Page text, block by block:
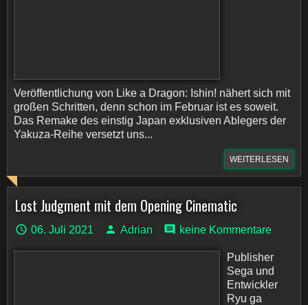
Veröffentlichung von Like a Dragon: Ishin! nähert sich mit
großen Schritten, denn schon im Februar ist es soweit.
Das Remake des einstig Japan exklusiven Ablegers der
Yakuza-Reihe versetzt uns...
WEITERLESEN
Lost Judgment mit dem Opening Cinematic
06. Juli 2021 Adrian keine Kommentare
Publisher
Sega und
Entwickler
Ryu ga